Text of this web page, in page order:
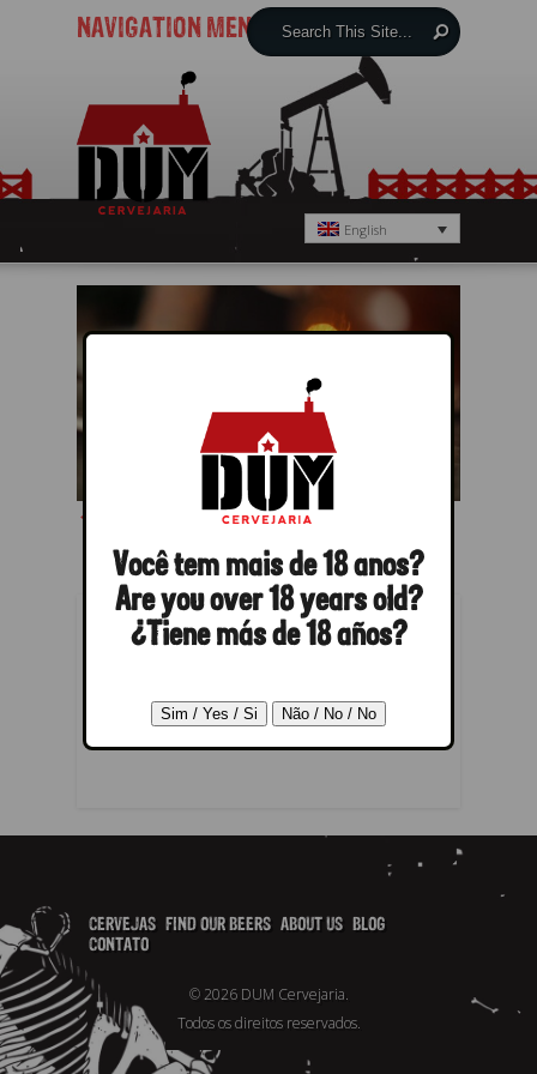
NAVIGATION MENU
English
← Previous Next →
You must belogged into post a
comment.
CERVEJAS FIND OUR BEERS ABOUT US
BLOG
CONTATO
© 2026 DUM Cervejaria.
Todos os direitos reservados.
Você tem mais de 18 anos?
Are you over 18 years old?
¿Tiene más de 18 años?